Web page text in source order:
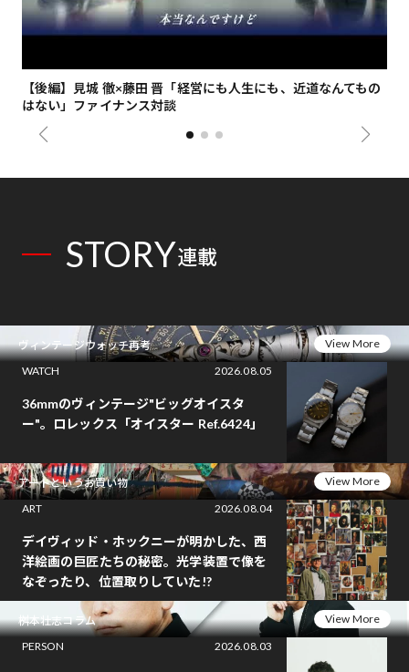
【後編】見城 徹×藤田 晋「経営にも人生にも、近道なんてもの
はない」ファイナンス対談
STORY連載
ヴィンテージウォッチ再考
View More
WATCH
2026.08.05
36mmのヴィンテージ"ビッグオイスタ
ー"。ロレックス「オイスター Ref.6424」
アートというお買い物
View More
ART
2026.08.04
デイヴィッド・ホックニーが明かした、西
洋絵画の巨匠たちの秘密。光学装置で像を
なぞったり、位置取りしていた!?
桝本壮志コラム
View More
PERSON
2026.08.03